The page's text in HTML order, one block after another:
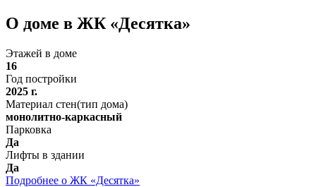
О доме в ЖК «Десятка»
Этажей в доме
16
Год постройки
2025 г.
Материал стен(тип дома)
монолитно-каркасный
Парковка
Да
Лифты в здании
Да
Подробнее о ЖК «Десятка»